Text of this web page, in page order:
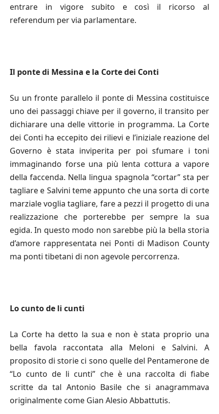
entrare in vigore subito e così il ricorso al
referendum per via parlamentare.
Il ponte di Messina e la Corte dei Conti
Su un fronte parallelo il ponte di Messina costituisce
uno dei passaggi chiave per il governo, il transito per
dichiarare una delle vittorie in programma. La Corte
dei Conti ha eccepito dei rilievi e l’iniziale reazione del
Governo è stata inviperita per poi sfumare i toni
immaginando forse una più lenta cottura a vapore
della faccenda. Nella lingua spagnola “cortar” sta per
tagliare e Salvini teme appunto che una sorta di corte
marziale voglia tagliare, fare a pezzi il progetto di una
realizzazione che porterebbe per sempre la sua
egida. In questo modo non sarebbe più la bella storia
d’amore rappresentata nei Ponti di Madison County
ma ponti tibetani di non agevole percorrenza.
Lo cunto de li cunti
La Corte ha detto la sua e non è stata proprio una
bella favola raccontata alla Meloni e Salvini. A
proposito di storie ci sono quelle del Pentamerone de
“Lo cunto de li cunti” che è una raccolta di fiabe
scritte da tal Antonio Basile che si anagrammava
originalmente come Gian Alesio Abbattutis.